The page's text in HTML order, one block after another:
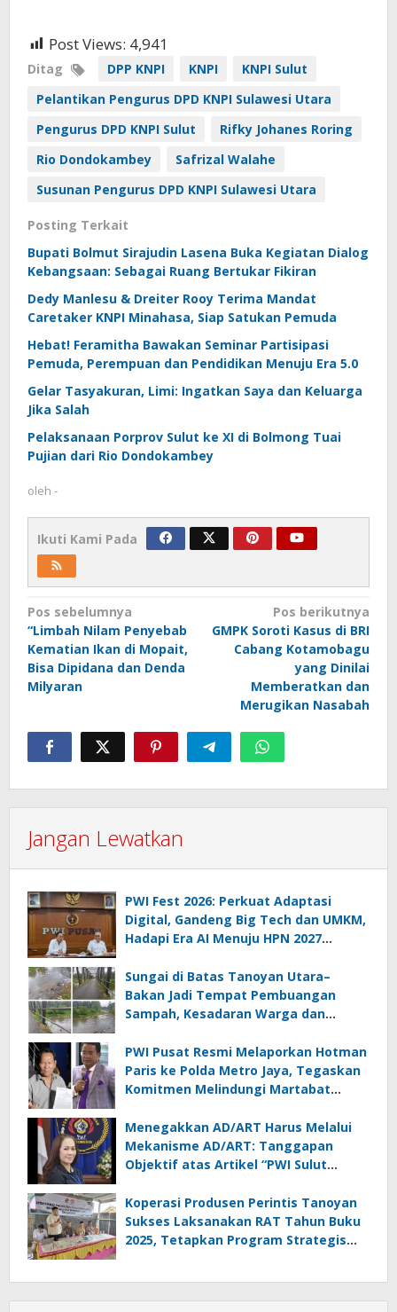
Post Views: 4,941
Ditag DPP KNPI KNPI
KNPI Sulut
Pelantikan Pengurus DPD KNPI Sulawesi Utara
Pengurus DPD KNPI Sulut
Rifky Johanes Roring
Rio Dondokambey
Safrizal Walahe
Susunan Pengurus DPD KNPI Sulawesi Utara
Posting Terkait
Bupati Bolmut Sirajudin Lasena Buka Kegiatan Dialog
Kebangsaan: Sebagai Ruang Bertukar Fikiran
Dedy Manlesu & Dreiter Rooy Terima Mandat
Caretaker KNPI Minahasa, Siap Satukan Pemuda
Hebat! Feramitha Bawakan Seminar Partisipasi
Pemuda, Perempuan dan Pendidikan Menuju Era 5.0
Gelar Tasyakuran, Limi: Ingatkan Saya dan Keluarga
Jika Salah
Pelaksanaan Porprov Sulut ke XI di Bolmong Tuai
Pujian dari Rio Dondokambey
oleh -
Ikuti Kami Pada
Navigasi
pos
Pos sebelumnya
“Limbah Nilam Penyebab
Kematian Ikan di Mopait,
Bisa Dipidana dan Denda
Milyaran
Pos berikutnya
GMPK Soroti Kasus di BRI
Cabang Kotamobagu
yang Dinilai
Memberatkan dan
Merugikan Nasabah
Jangan Lewatkan
PWI Fest 2026: Perkuat Adaptasi
Digital, Gandeng Big Tech dan UMKM,
Hadapi Era AI Menuju HPN 2027
Sungai di Batas Tanoyan Utara–
Bakan Jadi Tempat Pembuangan
Sampah, Kesadaran Warga dan
PWI Pusat Resmi Melaporkan Hotman
Paris ke Polda Metro Jaya, Tegaskan
Komitmen Melindungi Martabat
Menegakkan AD/ART Harus Melalui
Mekanisme AD/ART: Tanggapan
Objektif atas Artikel “PWI Sulut
Melanggar Aturan”
Koperasi Produsen Perintis Tanoyan
Sukses Laksanakan RAT Tahun Buku
2025, Tetapkan Program Strategis